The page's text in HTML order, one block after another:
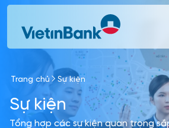
Skip to Main Content
Trang chủ Sự kiện
Sự kiện
Tổng hợp các sự kiện quan trọng